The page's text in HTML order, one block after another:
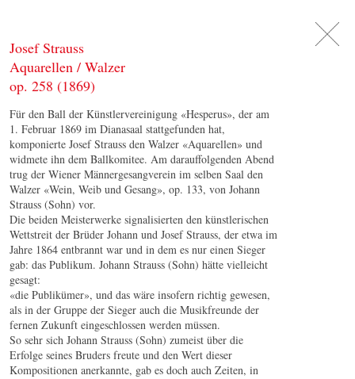
Josef Strauss
Aquarellen / Walzer
op. 258 (1869)
Für den Ball der Künstlervereinigung «Hesperus», der am
1. Februar 1869 im Dianasaal stattgefunden hat,
komponierte Josef Strauss den Walzer «Aquarellen» und
widmete ihn dem Ballkomitee. Am darauffolgenden Abend
trug der Wiener Männergesangverein im selben Saal den
Walzer «Wein, Weib und Gesang», op. 133, von Johann
Strauss (Sohn) vor.
Die beiden Meisterwerke signalisierten den künstlerischen
Wettstreit der Brüder Johann und Josef Strauss, der etwa im
Jahre 1864 entbrannt war und in dem es nur einen Sieger
gab: das Publikum. Johann Strauss (Sohn) hätte vielleicht
gesagt:
«die Publikümer», und das wäre insofern richtig gewesen,
als in der Gruppe der Sieger auch die Musikfreunde der
fernen Zukunft eingeschlossen werden müssen.
So sehr sich Johann Strauss (Sohn) zumeist über die
Erfolge seines Bruders freute und den Wert dieser
Kompositionen anerkannte, gab es doch auch Zeiten, in